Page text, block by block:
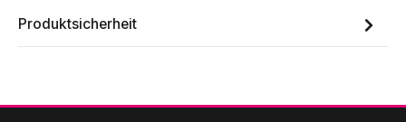
Produktsicherheit